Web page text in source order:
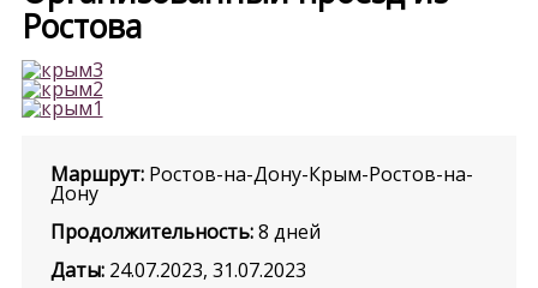
Ростова
Маршрут: Ростов-на-Дону-Крым-Ростов-на-
Дону
Продолжительность: 8 дней
Даты: 24.07.2023, 31.07.2023